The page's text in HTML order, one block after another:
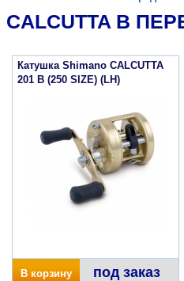
CALCUTTA B
Катушка Shimano CALCUTTA
201 B (250 SIZE) (LH)
В корзину под заказ